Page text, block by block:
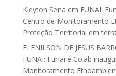
Kleyton Sena em FUNAI:
Centro de Monitoramento
Proteção Territorial em
ELENILSON DE JESUS
FUNAI: Funai e Coiab
Monitoramento